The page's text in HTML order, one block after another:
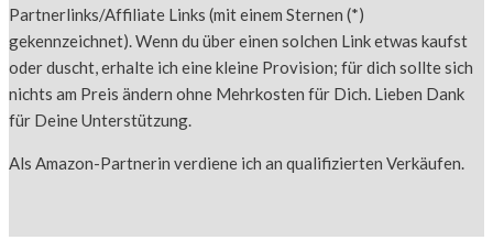
Partnerlinks/Affiliate Links (mit einem Sternen (*)
gekennzeichnet). Wenn du über einen solchen Link etwas kaufst
oder duscht, erhalte ich eine kleine Provision; für dich sollte sich
nichts am Preis ändern ohne Mehrkosten für Dich. Lieben Dank
für Deine Unterstützung.
Als Amazon-Partnerin verdiene ich an qualifizierten Verkäufen.